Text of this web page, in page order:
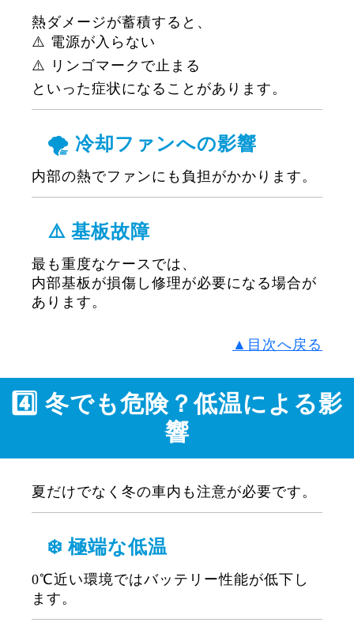
熱ダメージが蓄積すると、
⚠️ 電源が入らない
⚠️ リンゴマークで止まる
といった症状になることがあります。
🌪️ 冷却ファンへの影響
内部の熱でファンにも負担がかかります。
⚠️ 基板故障
最も重度なケースでは、
内部基板が損傷し修理が必要になる場合が
あります。
▲目次へ戻る
4️⃣ 冬でも危険？低温による影
響
夏だけでなく冬の車内も注意が必要です。
❄️ 極端な低温
0℃近い環境ではバッテリー性能が低下し
ます。